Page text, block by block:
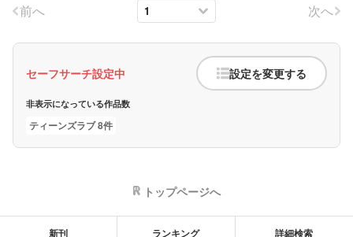
前へ 次へ
セーフサーチ設定中 設定を変更する
非表示になっている作品数
ティーンズラブ 8件
トップページへ
新刊 ランキング 詳細検索